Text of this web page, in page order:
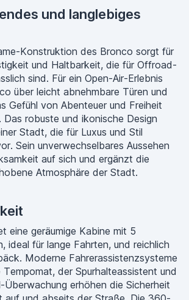
und langlebiges
Konstruktion des Bronco sorgt für
und Haltbarkeit, die für Offroad-
sind. Für ein Open-Air-Erlebnis
über leicht abnehmbare Türen und
Gefühl von Abenteuer und Freiheit
robuste und ikonische Design
Stadt, die für Luxus und Stil
Sein unverwechselbares Aussehen
auf sich und ergänzt die
Atmosphäre der Stadt.
eine geräumige Kabine mit 5
ideal für lange Fahrten, und reichlich
Moderne Fahrerassistenzsysteme
der Spurhalteassistent und
erhöhen die Sicherheit